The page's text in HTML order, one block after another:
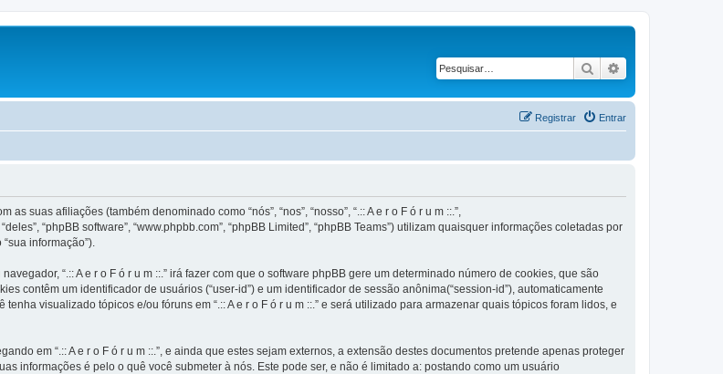
Pesquisar
Entrar
Registrar
suas afiliações (também denominado como “nós”, “nos”, “nosso”, “.:: A e r o F ó r u m ::.”,
“phpBB software”, “www.phpbb.com”, “phpBB Limited”, “phpBB Teams”) utilizam quaisquer informações coletadas por
informação”).
“.:: A e r o F ó r u m ::.” irá fazer com que o software phpBB gere um determinado número de cookies, que são
contêm um identificador de usuários (“user-id”) e um identificador de sessão anônima(“session-id”), automaticamente
visualizado tópicos e/ou fóruns em “.:: A e r o F ó r u m ::.” e será utilizado para armazenar quais tópicos foram lidos, e
em “.:: A e r o F ó r u m ::.”, e ainda que estes sejam externos, a extensão destes documentos pretende apenas proteger
informações é pelo o quê você submeter à nós. Este pode ser, e não é limitado a: postando como um usuário